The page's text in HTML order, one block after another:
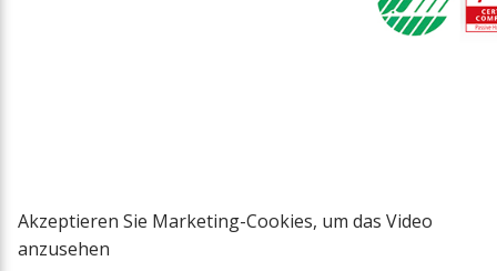
Akzeptieren Sie Marketing-Cookies, um das Video
anzusehen